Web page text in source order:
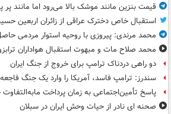
قیمت بنزین مانند موشک بالا می‌رود اما مانند پر
استقبال خاص دخترک عراقی از زائران اربعین
محمد مرندی: پیروزی با روحیه استوار مردمی
محمد صلاح مات و مبهوت استقبال هواداران
دو راهی دردناک ترامپ برای خروج از جنگ ایران
سندرز: ترامپ فاسد، آمریکا را وارد یک جنگ
پاسخ تأمین‌اجتماعی به زمان پرداخت
صحنه ای نادر از حیات وحش ایران در سبلان